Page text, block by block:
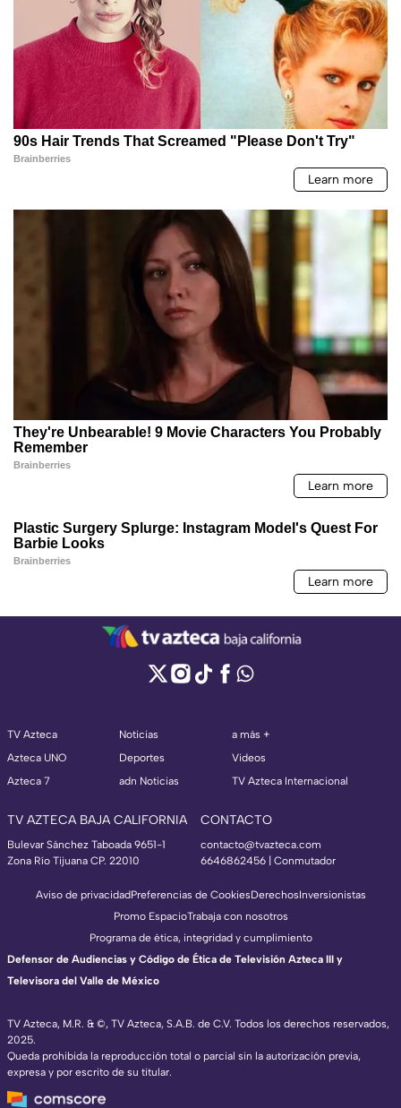
TV Azteca
Azteca UNO
Azteca 7
Noticias
Deportes
adn Noticias
a más +
Videos
TV Azteca Internacional
TV AZTECA BAJA CALIFORNIA
Bulevar Sánchez Taboada 9651-1
Zona Río Tijuana CP. 22010
CONTACTO
contacto@tvazteca.com
6646862456 | Conmutador
TV Azteca, M.R. & ©, TV Azteca, S.A.B. de C.V. Todos los derechos reservados,
2025.
Queda prohibida la reproducción total o parcial sin la autorización previa,
expresa y por escrito de su titular.
Aviso de privacidadPreferencias de CookiesDerechosInversionistas
Promo EspacioTrabaja con nosotros
Programa de ética, integridad y cumplimiento
Defensor de Audiencias y Código de Ética de Televisión Azteca III y
Televisora del Valle de México